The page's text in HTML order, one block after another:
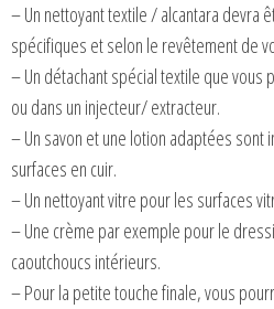
– Un nettoyant textile / alcantara devra
spécifiques et selon le revêtement de
– Un détachant spécial textile que vous
ou dans un injecteur/ extracteur.
– Un savon et une lotion adaptées sont
surfaces en cuir.
– Un nettoyant vitre pour les surfaces
– Une crème par exemple pour le
caoutchoucs intérieurs.
– Pour la petite touche finale, vous